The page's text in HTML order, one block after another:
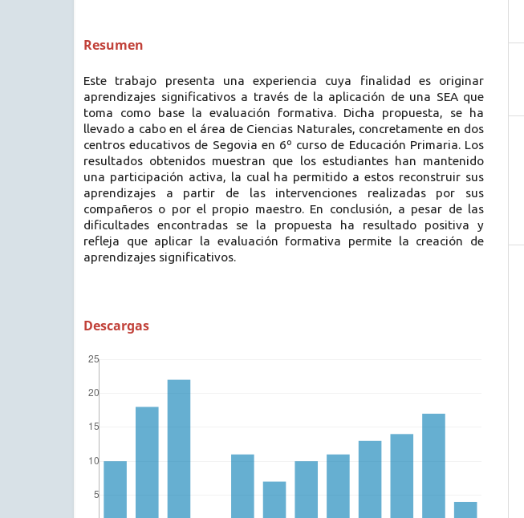
Resumen
Este trabajo presenta una experiencia cuya finalidad es originar
aprendizajes significativos a través de la aplicación de una SEA que
toma como base la evaluación formativa. Dicha propuesta, se ha
llevado a cabo en el área de Ciencias Naturales, concretamente en dos
centros educativos de Segovia en 6º curso de Educación Primaria. Los
resultados obtenidos muestran que los estudiantes han mantenido
una participación activa, la cual ha permitido a estos reconstruir sus
aprendizajes a partir de las intervenciones realizadas por sus
compañeros o por el propio maestro. En conclusión, a pesar de las
dificultades encontradas se la propuesta ha resultado positiva y
refleja que aplicar la evaluación formativa permite la creación de
aprendizajes significativos.
Descargas